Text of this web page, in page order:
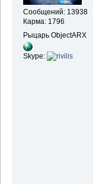
Сообщений: 13938
Карма: 1796
Рыцарь ObjectARX
Skype: